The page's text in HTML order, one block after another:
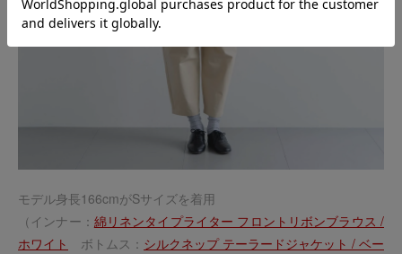
モデル身長166cmがSサイズを着用
（インナー： 綿リネンタイプライター フロントリボンブラウス /
ホワイト
ボトムス： シルクネップ テーラードジャケット / ベー